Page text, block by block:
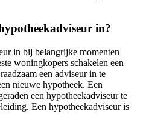
in?
in bij belangrijke momenten
woningkopers schakelen een
een adviseur in te
nieuwe hypotheek. Een
een hypotheekadviseur te
Een hypotheekadviseur is